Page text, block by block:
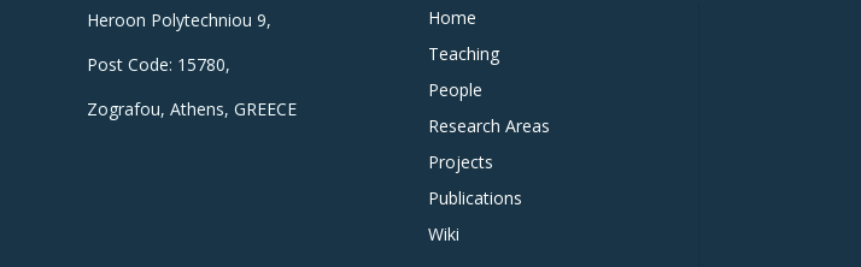
Heroon Polytechniou 9,
Post Code: 15780,
Zografou, Athens, GREECE
Home
Teaching
People
Research Areas
Projects
Publications
Wiki